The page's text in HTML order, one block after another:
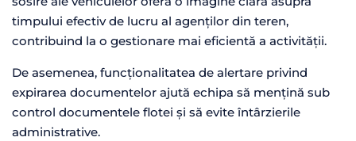
timpului efectiv de lucru al agenților din teren,
contribuind la o gestionare mai eficientă a activității.
De asemenea, funcționalitatea de alertare privind
expirarea documentelor ajută echipa să mențină sub
control documentele flotei și să evite întârzierile
administrative.